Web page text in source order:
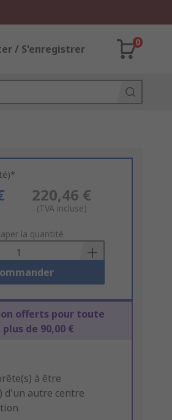
/ S'enregistrer
0
220,46 €
(TVA incluse)
la quantité
offerts pour toute
de 90,00 €
à être
d'un autre centre